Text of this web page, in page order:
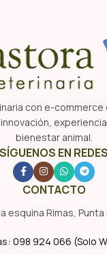
con e-
bienestar animal.
SÍGUENOS EN REDES
CONTACTO
esquina Rimas,
098 924 066 (Solo